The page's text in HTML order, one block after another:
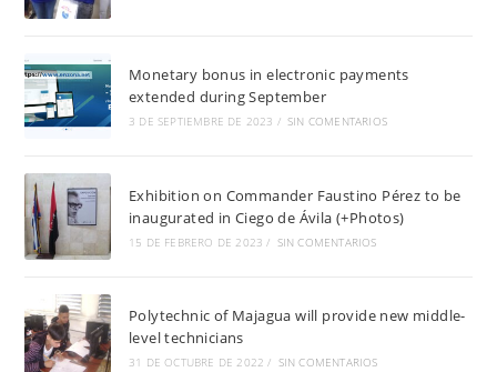
Monetary bonus in electronic payments
extended during September
3 DE SEPTIEMBRE DE 2023 / SIN COMENTARIOS
Exhibition on Commander Faustino Pérez to be
inaugurated in Ciego de Ávila (+Photos)
15 DE FEBRERO DE 2023 / SIN COMENTARIOS
Polytechnic of Majagua will provide new middle-
level technicians
31 DE OCTUBRE DE 2022 / SIN COMENTARIOS